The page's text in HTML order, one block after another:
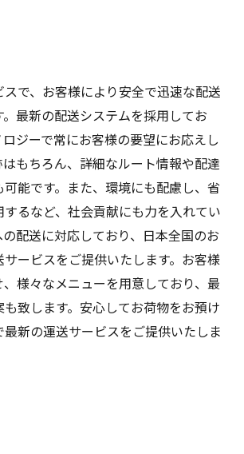
で、お客様により安全で迅速な配送
最新の配送システムを採用してお
ジーで常にお客様の要望にお応えし
はもちろん、詳細なルート情報や配達
能です。また、環境にも配慮し、省
るなど、社会貢献にも力を入れてい
の配送に対応しており、日本全国のお
ービスをご提供いたします。お客様
様々なメニューを用意しており、最
致します。安心してお荷物をお預け
最新の運送サービスをご提供いたしま